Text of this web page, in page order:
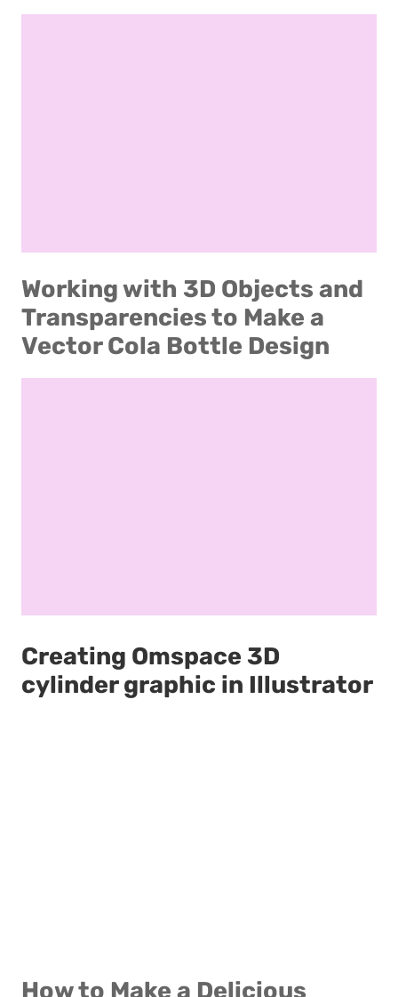
Working with 3D Objects and
Transparencies to Make a
Vector Cola Bottle Design
Creating Omspace 3D
cylinder graphic in Illustrator
How to Make a Delicious